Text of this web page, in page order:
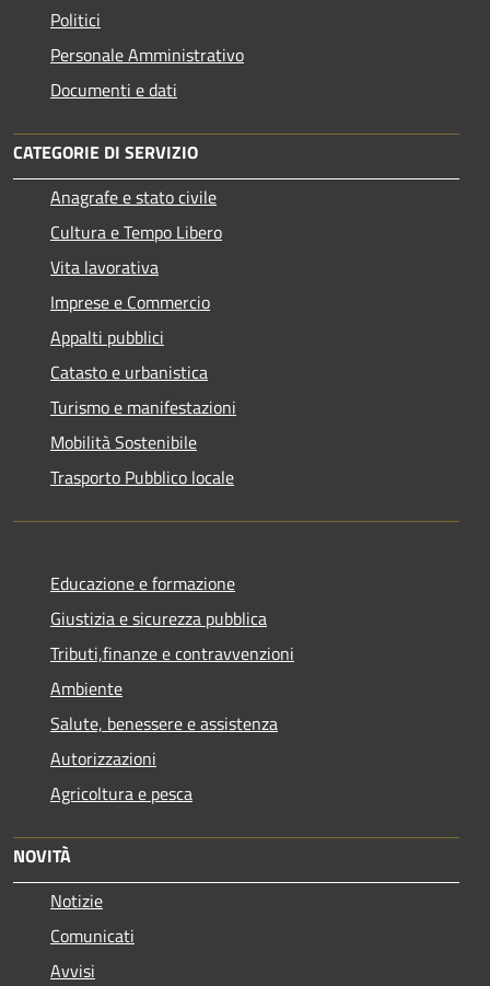
Politici
Personale Amministrativo
Documenti e dati
CATEGORIE DI SERVIZIO
Anagrafe e stato civile
Cultura e Tempo Libero
Vita lavorativa
Imprese e Commercio
Appalti pubblici
Catasto e urbanistica
Turismo e manifestazioni
Mobilità Sostenibile
Trasporto Pubblico locale
Educazione e formazione
Giustizia e sicurezza pubblica
Tributi,finanze e contravvenzioni
Ambiente
Salute, benessere e assistenza
Autorizzazioni
Agricoltura e pesca
NOVITÀ
Notizie
Comunicati
Avvisi